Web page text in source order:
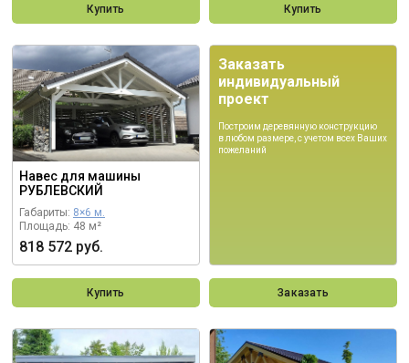
Купить Купить
Навес для машины
РУБЛЕВСКИЙ
Габариты: 8×6 м.
Площадь: 48 м²
818 572 руб.
Купить
Заказать
индивидуальный
проект
Построим деревянную конструкцию
в любом размере, с учетом всех Ваших
пожеланий
Заказать